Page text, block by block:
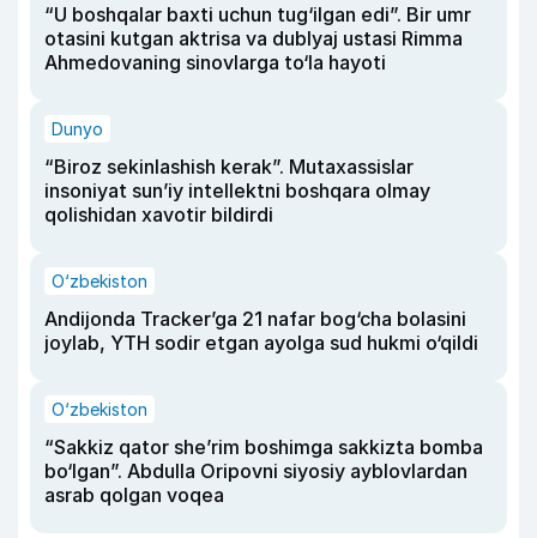
“U boshqalar baxti uchun tug‘ilgan edi”. Bir umr
otasini kutgan aktrisa va dublyaj ustasi Rimma
Ahmedovaning sinovlarga to‘la hayoti
Dunyo
“Biroz sekinlashish kerak”. Mutaxassislar
insoniyat sun’iy intellektni boshqara olmay
qolishidan xavotir bildirdi
O‘zbekiston
Andijonda Tracker’ga 21 nafar bog‘cha bolasini
joylab, YTH sodir etgan ayolga sud hukmi o‘qildi
O‘zbekiston
“Sakkiz qator she’rim boshimga sakkizta bomba
bo‘lgan”. Abdulla Oripovni siyosiy ayblovlardan
asrab qolgan voqea